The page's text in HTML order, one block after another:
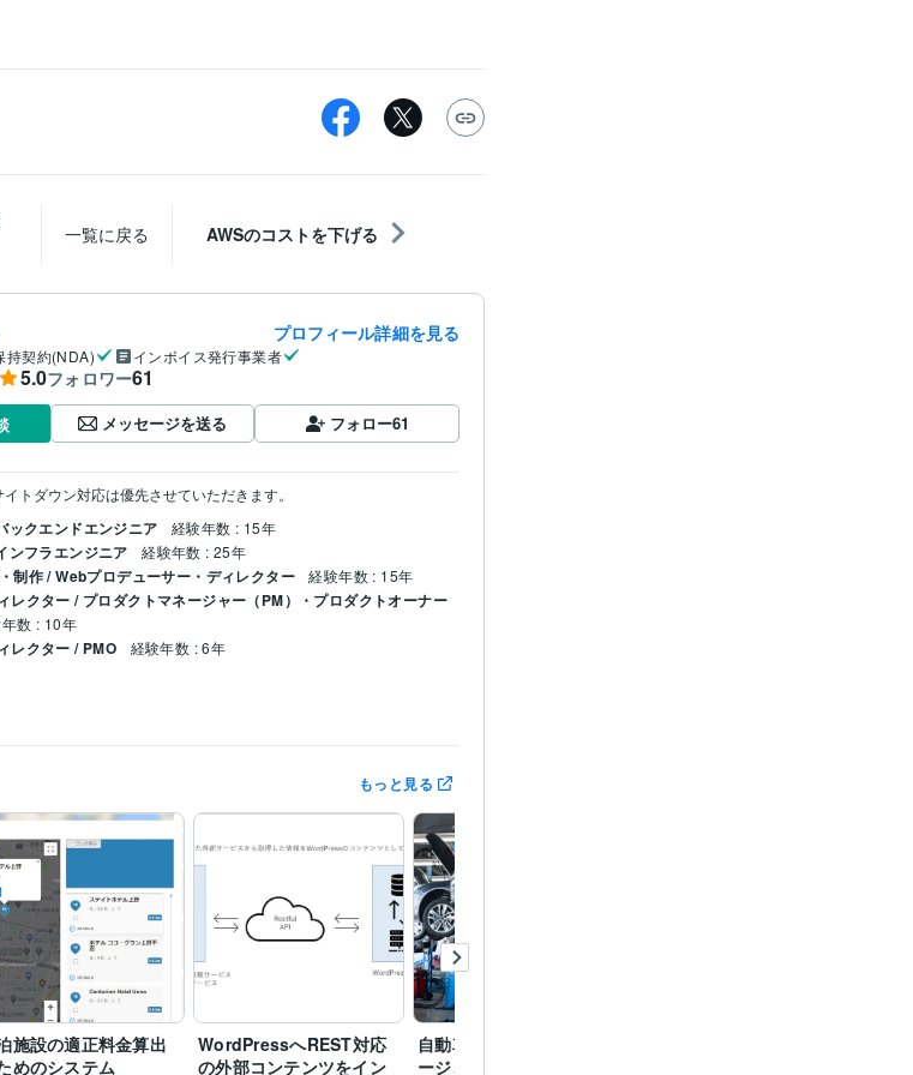
一覧に戻る AWSのコストを下げる
プロフィール詳細を見る
持契約(NDA) インボイス発行事業者
5.0フォロワー61
メッセージを送る フォロー61
トダウン対応は優先させていただきます。
ックエンドエンジニア 経験年数 : 15年
ンフラエンジニア 経験年数 : 25年
制作 / Webプロデューサー・ディレクター 経験年数 : 15年
レクター / プロダクトマネージャー（PM）・プロダクトオーナー
数 : 10年
レクター / PMO 経験年数 : 6年
おける場面人物の認知～（日本性格心理学会）
Apps Script:5年
PHP:15年
年
年Amazon Web Services:10年
Database:10年 PostgreSQL:15年GitHub:10年
年
WordPress:15年Access:15年
Google スプレッドシート:10年
年 Word:20年EC-CUBE:3年
Google Analytics:15年
年Google Search Console:10年
Google Tag Manager:10年
年 ChatGPT:2年 DALL-E:1年
年
もっと見る
施設の適正料金算出
めのシステム
WordPressへREST対応
の外部コンテンツをイン
自動車メーカーホームペ
ージ、ディーラー各サイ